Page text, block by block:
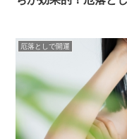
厄落としで開運